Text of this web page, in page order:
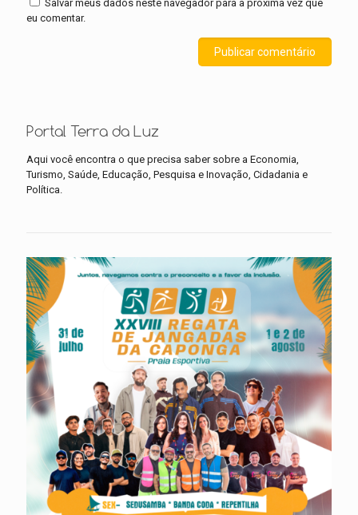
Salvar meus dados neste navegador para a próxima vez que
eu comentar.
Portal Terra da Luz
Aqui você encontra o que precisa saber sobre a Economia,
Turismo, Saúde, Educação, Pesquisa e Inovação, Cidadania e
Política.